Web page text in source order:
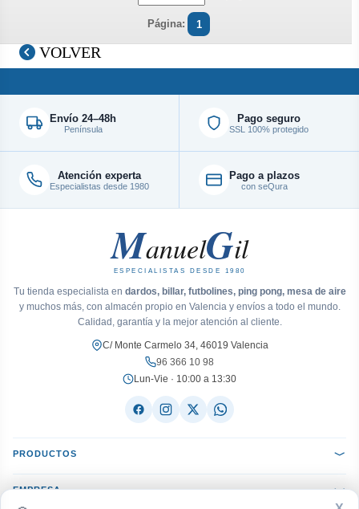
Página: 1
VOLVER
Envío 24–48h
Península
Pago seguro
SSL 100% protegido
Atención experta
Especialistas desde 1980
Pago a plazos
con seQura
ManuelGil
ESPECIALISTAS DESDE 1980
Tu tienda especialista en dardos, billar, futbolines, ping pong, mesa de aire
y muchos más, con almacén propio en Valencia y envíos a todo el mundo.
Calidad, garantía y la mejor atención al cliente.
C/ Monte Carmelo 34, 46019 Valencia
96 366 10 98
Lun-Vie · 10:00 a 13:30
PRODUCTOS
EMPRESA